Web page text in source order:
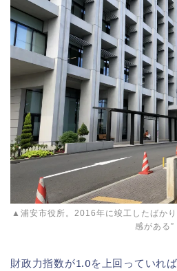
▲浦安市役所。2016年に竣工したばか
感がある”
財政力指数が1.0を上回っていれ